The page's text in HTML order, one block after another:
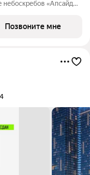
небоскребов «Апсайд
Номер
Позвоните мне